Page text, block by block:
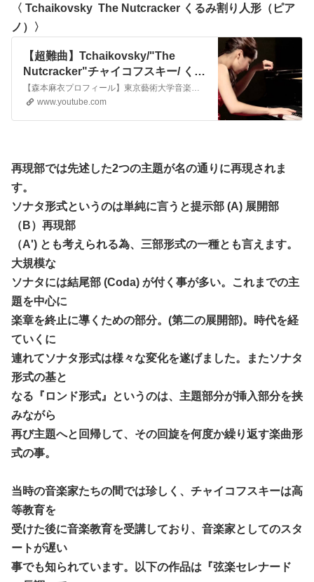
〈 Tchaikovsky The Nutcracker くるみ割り人形（ピア
ノ）〉
【超難曲】Tchaikovsky/"The
Nutcracker"チャイコフスキー/ くる
み割り人形 行進曲 森本麻衣
【森本麻衣プロフィール】東京藝術大学音楽学部ピアノ科卒業。東京藝術大学大学院音楽研究科修士課程器楽科修了。ドイツ国立ミュンヘン音楽・演劇大学大学院(ﾏｲｽﾀｰｸﾗｯｾ)修了。イタリアで行われた第３回ロケッタ市国際ピアノコンクールと第１回マデージモ国際ピアノコンクールで第１位受賞。テレビ朝日放送《関ジャニ∞のThe...
www.youtube.com
再現部では先述した2つの主題が名の通りに再現されま
す。
ソナタ形式というのは単純に言うと提示部 (A) 展開部
（B）再現部
（A') とも考えられる為、三部形式の一種とも言えます。
大規模な
ソナタには結尾部 (Coda) が付く事が多い。これまでの主
題を中心に
楽章を終止に導くための部分。(第二の展開部)。時代を経
ていくに
連れてソナタ形式は様々な変化を遂げました。またソナタ
形式の基と
なる『ロンド形式』というのは、主題部分が挿入部分を挟
みながら
再び主題へと回帰して、その回旋を何度か繰り返す楽曲形
式の事。
当時の音楽家たちの間では珍しく、チャイコフスキーは高
等教育を
受けた後に音楽教育を受講しており、音楽家としてのスタ
ートが遅い
事でも知られています。以下の作品は『弦楽セレナード